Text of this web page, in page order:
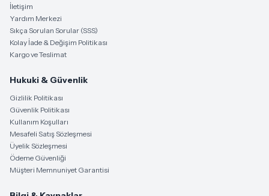
İletişim
Yardım Merkezi
Sıkça Sorulan Sorular (SSS)
Kolay İade & Değişim Politikası
Kargo ve Teslimat
Hukuki & Güvenlik
Gizlilik Politikası
Güvenlik Politikası
Kullanım Koşulları
Mesafeli Satış Sözleşmesi
Üyelik Sözleşmesi
Ödeme Güvenliği
Müşteri Memnuniyet Garantisi